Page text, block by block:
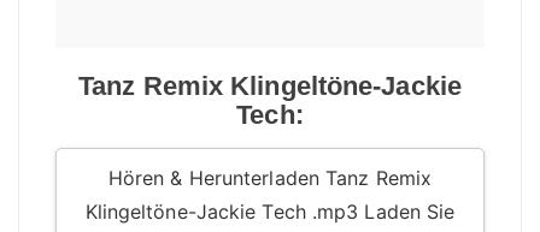
Tanz Remix Klingeltöne-Jackie
Tech:
Hören & Herunterladen Tanz Remix
Klingeltöne-Jackie Tech .mp3 Laden Sie